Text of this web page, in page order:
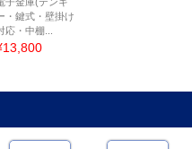
・鍵式・壁掛け
応・中棚...